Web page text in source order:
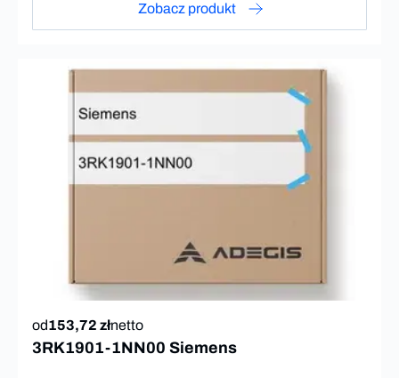
Zobacz produkt
od153,72 złnetto
3RK1901-1NN00 Siemens